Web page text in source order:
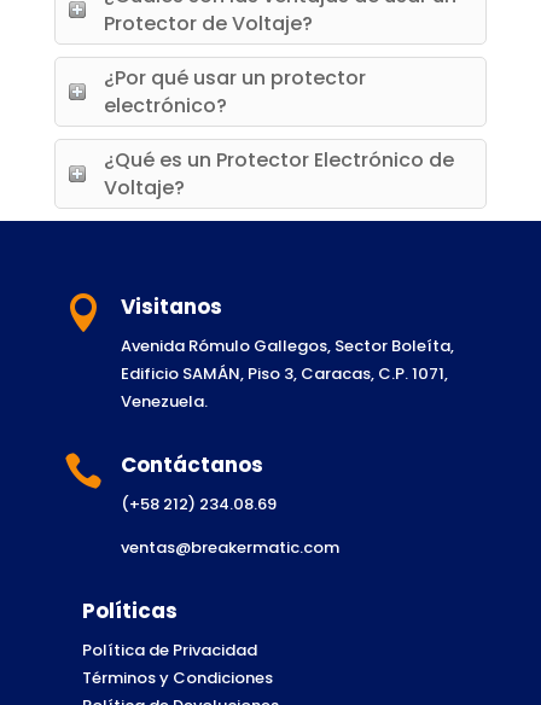
Protector de Voltaje?
¿Por qué usar un protector
electrónico?
¿Qué es un Protector Electrónico de
Voltaje?
 Visitanos
Avenida Rómulo Gallegos, Sector Boleíta,
Edificio SAMÁN, Piso 3, Caracas, C.P. 1071,
Venezuela.
 Contáctanos
(+58 212) 234.08.69
ventas@breakermatic.com
Políticas
Política de Privacidad
Términos y Condiciones